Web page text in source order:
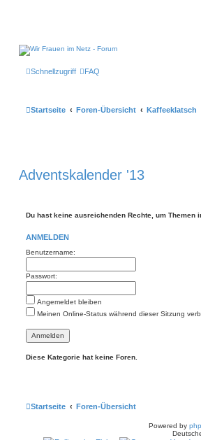
Schnellzugriff FAQ
Startseite Foren-Übersicht Kaffeeklatsch
Adventskalender '13
Du hast keine ausreichenden Rechte, um Themen
ANMELDEN
Benutzername:
Passwort:
Angemeldet bleiben
Meinen Online-Status während dieser Sitzung
Diese Kategorie hat keine Foren.
Startseite Foren-Übersicht
Powered by